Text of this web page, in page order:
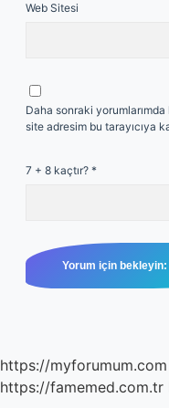
Web Sitesi
Daha sonraki
site adresim bu tarayıcıya
7 + 8 kaçtır? *
https://myforumum.com
https://famemed.com.tr